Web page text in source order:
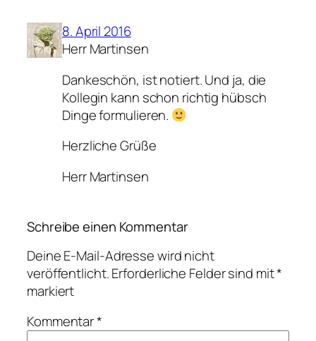
8. April 2016
Herr Martinsen
Dankeschön, ist notiert. Und ja, die
Kollegin kann schon richtig hübsch
Dinge formulieren.
Herzliche Grüße
Herr Martinsen
Schreibe einen Kommentar
Deine E-Mail-Adresse wird nicht
veröffentlicht.Erforderliche Felder sind mit*
markiert
Kommentar*